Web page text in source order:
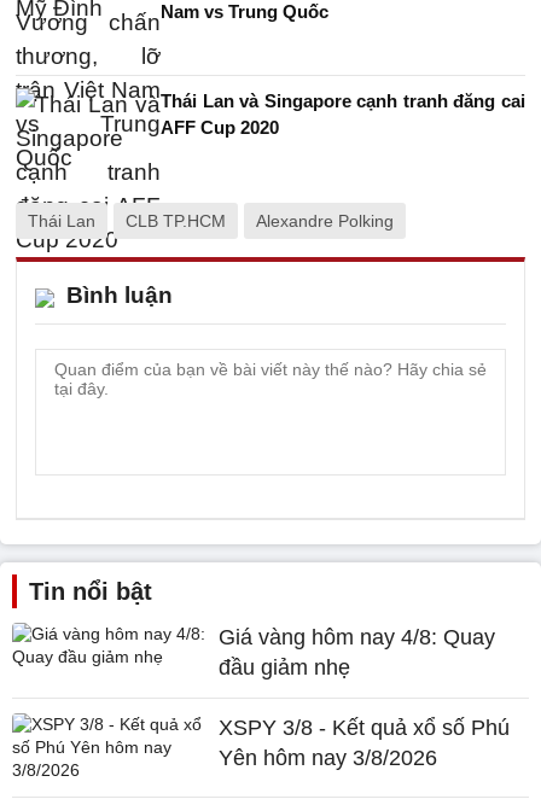
Nam vs Trung Quốc
Thái Lan và Singapore cạnh tranh đăng cai
AFF Cup 2020
Thái Lan CLB TP.HCM Alexandre Polking
Bình luận
Tin nổi bật
Giá vàng hôm nay 4/8: Quay
đầu giảm nhẹ
XSPY 3/8 - Kết quả xổ số Phú
Yên hôm nay 3/8/2026